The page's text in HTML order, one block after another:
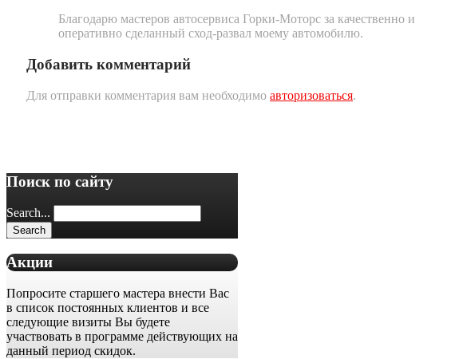
Благодарю мастеров автосервиса Горки-Моторс за качественно и
оперативно сделанный сход-развал моему автомобилю.
Добавить комментарий
Для отправки комментария вам необходимо авторизоваться.
Поиск по сайту
Search...
Акции
Попросите старшего мастера внести Вас
в список постоянных клиентов и все
следующие визиты Вы будете
участвовать в программе действующих на
данный период скидок.